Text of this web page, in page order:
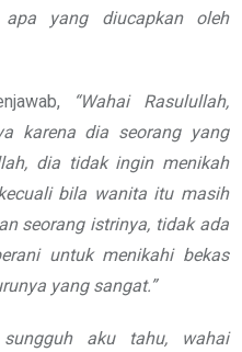
apa yang diucapkan oleh
“Wahai Rasulullah,
karena dia seorang yang
dia tidak ingin menikah
bila wanita itu masih
seorang istrinya, tidak ada
untuk menikahi bekas
yang sangat.”
sungguh aku tahu, wahai